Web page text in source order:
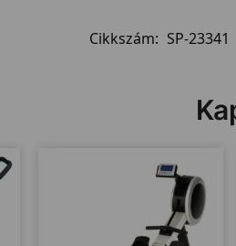
Cikkszám: SP-23341